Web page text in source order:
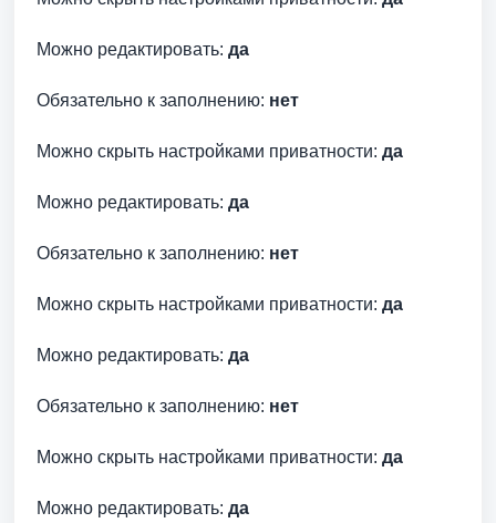
Можно редактировать: да
Обязательно к заполнению: нет
Можно скрыть настройками приватности: да
Можно редактировать: да
Обязательно к заполнению: нет
Можно скрыть настройками приватности: да
Можно редактировать: да
Обязательно к заполнению: нет
Можно скрыть настройками приватности: да
Можно редактировать: да